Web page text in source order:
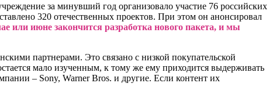
за минувший год организовало участие 76 российских
320 отечественных проектов. При этом он анонсировал
или июне закончится разработка нового пакета, и мы
партнерами. Это связано с низкой покупательской
мало изученным, к тому же ему приходится выдерживать
– Sony, Warner Bros. и другие. Если контент их